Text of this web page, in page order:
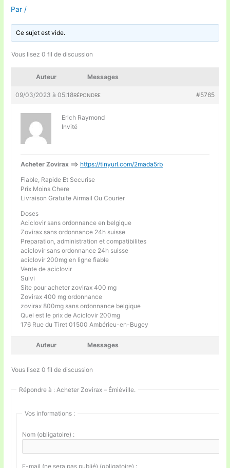
Par /
Ce sujet est vide.
Vous lisez 0 fil de discussion
Auteur Messages
09/03/2023 à 05:18 #5765
RÉPONDRE
Erich Raymond
Invité
Acheter Zovirax ==> https://tinyurl.com/2mada5rb
Fiable, Rapide Et Securise
Prix Moins Chere
Livraison Gratuite Airmail Ou Courier
Doses
Aciclovir sans ordonnance en belgique
Zovirax sans ordonnance 24h suisse
Preparation, administration et compatibilites
aciclovir sans ordonnance 24h suisse
aciclovir 200mg en ligne fiable
Vente de aciclovir
Suivi
Site pour acheter zovirax 400 mg
Zovirax 400 mg ordonnance
zovirax 800mg sans ordonnance belgique
Quel est le prix de Aciclovir 200mg
176 Rue du Tiret 01500 Ambérieu-en-Bugey
Auteur Messages
Vous lisez 0 fil de discussion
Répondre à : Acheter Zovirax – Émiéville.
Vos informations :
Nom (obligatoire) :
E-mail (ne sera pas publié) (obligatoire) :